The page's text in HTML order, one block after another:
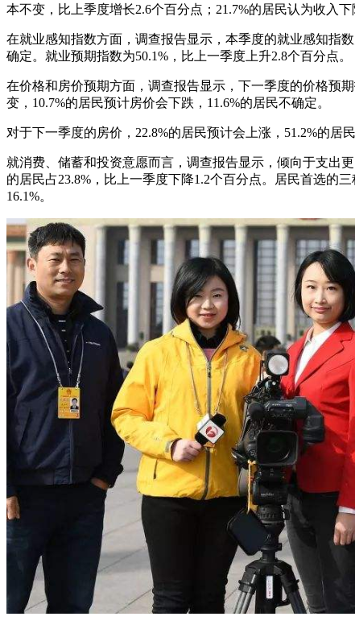
本不变，比上季度增长2.6个百分点；21.7%的居民认为收入
在就业感知指数方面，调查报告显示，本季度的就业感知指
确定。就业预期指数为50.1%，比上一季度上升2.8个百分点。
在价格和房价预期方面，调查报告显示，下一季度的价格预
变，10.7%的居民预计房价会下跌，11.6%的居民不确定。
对于下一季度的房价，22.8%的居民预计会上涨，51.2%的居
就消费、储蓄和投资意愿而言，调查报告显示，倾向于支出
的居民占23.8%，比上一季度下降1.2个百分点。居民首选的
16.1%。